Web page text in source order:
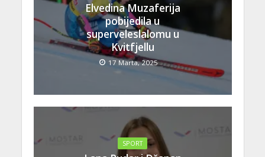
Elvedina Muzaferija
pobijedila u
superveleslalomu u
Kvitfjellu
17 Marta, 2025
SPORT